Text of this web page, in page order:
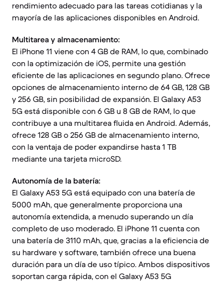
rendimiento adecuado para las tareas cotidianas y la
mayoría de las aplicaciones disponibles en Android.
Multitarea y almacenamiento:
El iPhone 11 viene con 4 GB de RAM, lo que, combinado
con la optimización de iOS, permite una gestión
eficiente de las aplicaciones en segundo plano. Ofrece
opciones de almacenamiento interno de 64 GB, 128 GB
y 256 GB, sin posibilidad de expansión. El Galaxy A53
5G está disponible con 6 GB u 8 GB de RAM, lo que
contribuye a una multitarea fluida en Android. Además,
ofrece 128 GB o 256 GB de almacenamiento interno,
con la ventaja de poder expandirse hasta 1 TB
mediante una tarjeta microSD.
Autonomía de la batería:
El Galaxy A53 5G está equipado con una batería de
5000 mAh, que generalmente proporciona una
autonomía extendida, a menudo superando un día
completo de uso moderado. El iPhone 11 cuenta con
una batería de 3110 mAh, que, gracias a la eficiencia de
su hardware y software, también ofrece una buena
duración para un día de uso típico. Ambos dispositivos
soportan carga rápida, con el Galaxy A53 5G